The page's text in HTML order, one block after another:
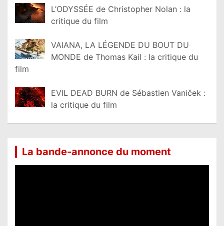
L’ODYSSÉE de Christopher Nolan : la
critique du film
VAIANA, LA LÉGENDE DU BOUT DU
MONDE de Thomas Kail : la critique du
film
EVIL DEAD BURN de Sébastien Vaniček :
la critique du film
La bande-annonce du moment